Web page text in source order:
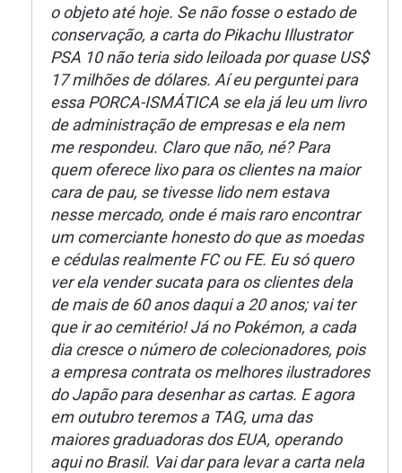
o objeto até hoje. Se não fosse o estado de
conservação, a carta do Pikachu Illustrator
PSA 10 não teria sido leiloada por quase US$
17 milhões de dólares. Aí eu perguntei para
essa PORCA-ISMÁTICA se ela já leu um livro
de administração de empresas e ela nem
me respondeu. Claro que não, né? Para
quem oferece lixo para os clientes na maior
cara de pau, se tivesse lido nem estava
nesse mercado, onde é mais raro encontrar
um comerciante honesto do que as moedas
e cédulas realmente FC ou FE. Eu só quero
ver ela vender sucata para os clientes dela
de mais de 60 anos daqui a 20 anos; vai ter
que ir ao cemitério! Já no Pokémon, a cada
dia cresce o número de colecionadores, pois
a empresa contrata os melhores ilustradores
do Japão para desenhar as cartas. E agora
em outubro teremos a TAG, uma das
maiores graduadoras dos EUA, operando
aqui no Brasil. Vai dar para levar a carta nela